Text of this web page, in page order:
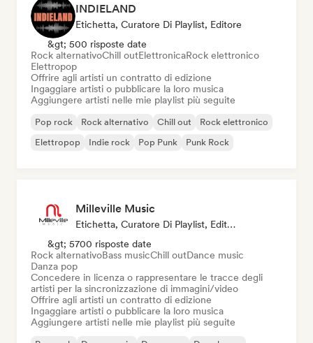
INDIELAND
Etichetta, Curatore Di Playlist, Editore
&gt; 500 risposte date
Rock alternativoChill outElettronicaRock elettronico
Elettropop
Offrire agli artisti un contratto di edizione
Ingaggiare artisti o pubblicare la loro musica
Aggiungere artisti nelle mie playlist più seguite
Pop rock Rock alternativo Chill out
Rock elettronico
Elettropop
Indie rock Pop Punk Punk Rock
Milleville Music
Etichetta, Curatore Di Playlist, Editore, Sync Supervisor
&gt; 5700 risposte date
Rock alternativoBass musicChill outDance music
Danza pop
Concedere in licenza o rappresentare le tracce degli
artisti per la sincronizzazione di immagini/video
Offrire agli artisti un contratto di edizione
Ingaggiare artisti o pubblicare la loro musica
Aggiungere artisti nelle mie playlist più seguite